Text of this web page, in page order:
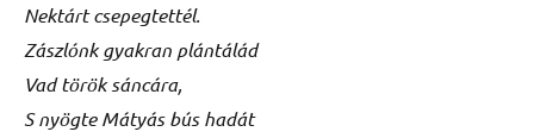
Nektárt csepegtettél.
Zászlónk gyakran plántálád
Vad török sáncára,
S nyögte Mátyás bús hadát